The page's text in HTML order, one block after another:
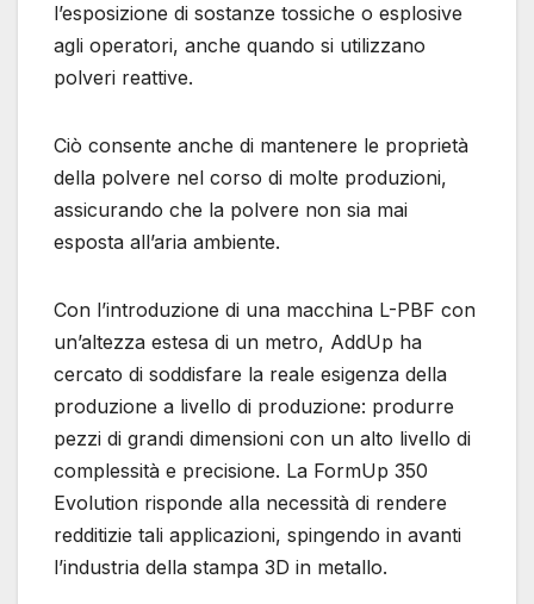
l’esposizione di sostanze tossiche o esplosive
agli operatori, anche quando si utilizzano
polveri reattive.
Ciò consente anche di mantenere le proprietà
della polvere nel corso di molte produzioni,
assicurando che la polvere non sia mai
esposta all’aria ambiente.
Con l’introduzione di una macchina L-PBF con
un’altezza estesa di un metro, AddUp ha
cercato di soddisfare la reale esigenza della
produzione a livello di produzione: produrre
pezzi di grandi dimensioni con un alto livello di
complessità e precisione. La FormUp 350
Evolution risponde alla necessità di rendere
redditizie tali applicazioni, spingendo in avanti
l’industria della stampa 3D in metallo.